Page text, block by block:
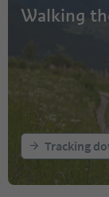
Walking
Tracking